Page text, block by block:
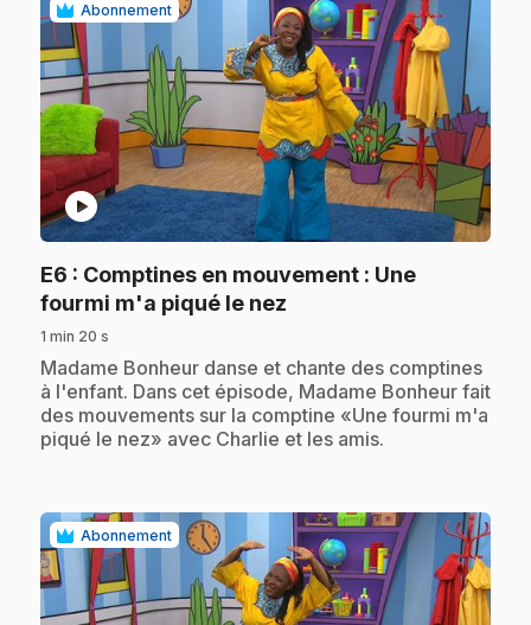
Abonnement
play_circle
E6 : Comptines en mouvement : Une
fourmi m'a piqué le nez
1 min 20 s
.Madame Bonheur danse et chante des comptines
à l'enfant. Dans cet épisode, Madame Bonheur fait
des mouvements sur la comptine «Une fourmi m'a
piqué le nez» avec Charlie et les amis.
Abonnement